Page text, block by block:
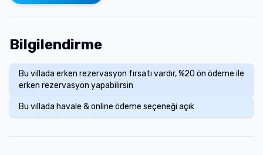
Bilgilendirme
Bu villada erken rezervasyon fırsatı vardır, %20 ön ödeme ile
erken rezervasyon yapabilirsin
Bu villada havale & online ödeme seçeneği açık